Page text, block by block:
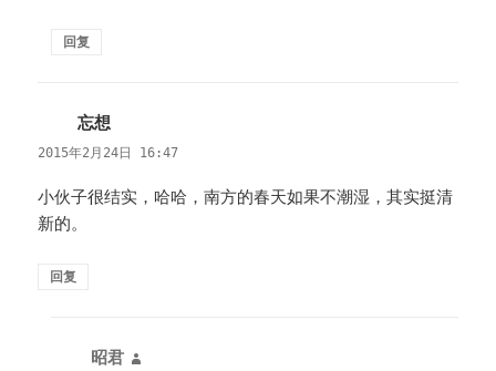
回复
忘想
道：
2015年2月24日 16:47
小伙子很结实，哈哈，南方的春天如果不潮湿，其实挺清
新的。
回复
昭君